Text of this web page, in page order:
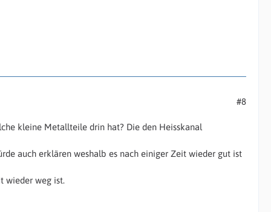
#8
kleine Metallteile drin hat? Die den Heisskanal
auch erklären weshalb es nach einiger Zeit wieder gut ist
wieder weg ist.